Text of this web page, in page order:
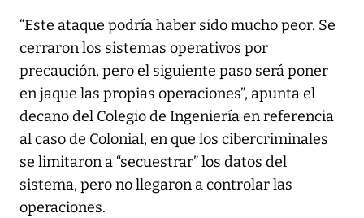
“Este ataque podría haber sido mucho peor. Se
cerraron los sistemas operativos por
precaución, pero el siguiente paso será poner
en jaque las propias operaciones”, apunta el
decano del Colegio de Ingeniería en referencia
al caso de Colonial, en que los cibercriminales
se limitaron a “secuestrar” los datos del
sistema, pero no llegaron a controlar las
operaciones.